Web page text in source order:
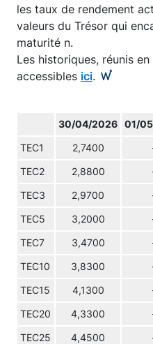
les taux de rendement
valeurs du Trésor qui
maturité n.
Les historiques, réunis
accessibles ici.
30/04/2026 01/
TEC1 2,7400
TEC2 2,8800
TEC3 2,9700
TEC5 3,2000
TEC7 3,4700
TEC10 3,8300
TEC15 4,1300
TEC20 4,3300
TEC25 4,4500